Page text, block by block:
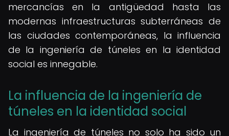
mercancías en la antigüedad hasta las
modernas infraestructuras subterráneas de
las ciudades contemporáneas, la influencia
de la ingeniería de túneles en la identidad
social es innegable.
La influencia de la ingeniería de
túneles en la identidad social
La ingeniería de túneles no solo ha sido un